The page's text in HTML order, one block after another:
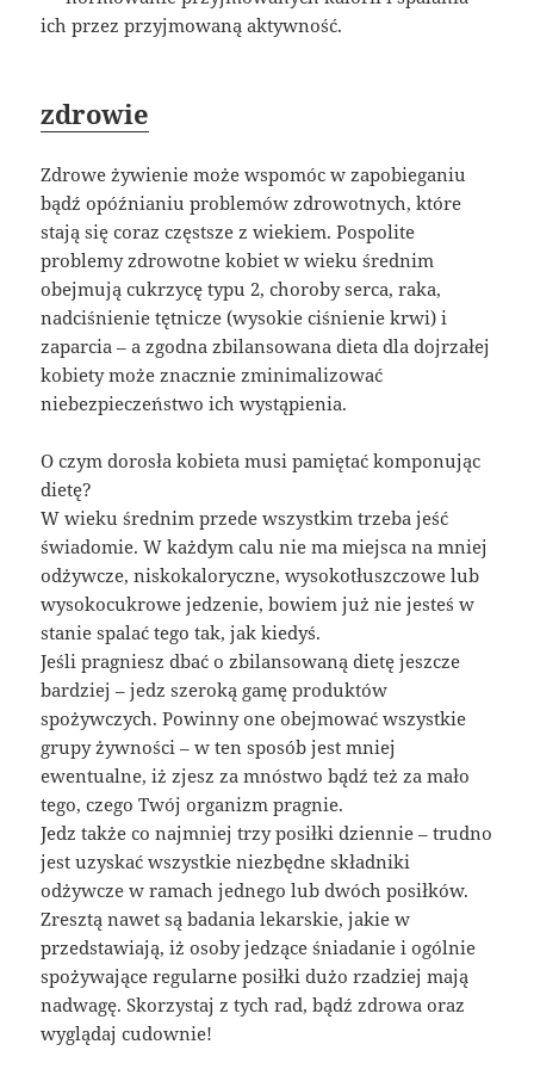
ich przez przyjmowaną aktywność.
zdrowie
Zdrowe żywienie może wspomóc w zapobieganiu
bądź opóźnianiu problemów zdrowotnych, które
stają się coraz częstsze z wiekiem. Pospolite
problemy zdrowotne kobiet w wieku średnim
obejmują cukrzycę typu 2, choroby serca, raka,
nadciśnienie tętnicze (wysokie ciśnienie krwi) i
zaparcia – a zgodna zbilansowana dieta dla dojrzałej
kobiety może znacznie zminimalizować
niebezpieczeństwo ich wystąpienia.
O czym dorosła kobieta musi pamiętać komponując
dietę?
W wieku średnim przede wszystkim trzeba jeść
świadomie. W każdym calu nie ma miejsca na mniej
odżywcze, niskokaloryczne, wysokotłuszczowe lub
wysokocukrowe jedzenie, bowiem już nie jesteś w
stanie spalać tego tak, jak kiedyś.
Jeśli pragniesz dbać o zbilansowaną dietę jeszcze
bardziej – jedz szeroką gamę produktów
spożywczych. Powinny one obejmować wszystkie
grupy żywności – w ten sposób jest mniej
ewentualne, iż zjesz za mnóstwo bądź też za mało
tego, czego Twój organizm pragnie.
Jedz także co najmniej trzy posiłki dziennie – trudno
jest uzyskać wszystkie niezbędne składniki
odżywcze w ramach jednego lub dwóch posiłków.
Zresztą nawet są badania lekarskie, jakie w
przedstawiają, iż osoby jedzące śniadanie i ogólnie
spożywające regularne posiłki dużo rzadziej mają
nadwagę. Skorzystaj z tych rad, bądź zdrowa oraz
wyglądaj cudownie!